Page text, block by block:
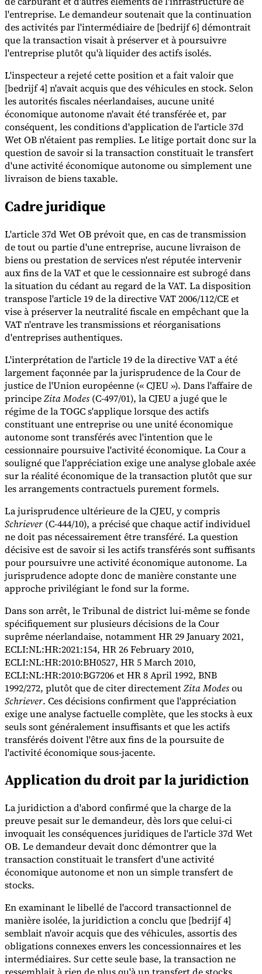
l'entreprise. Le demandeur soutenait que la continuation
des activités par l'intermédiaire de [bedrijf 6] démontrait
que la transaction visait à préserver et à poursuivre
l'entreprise plutôt qu'à liquider des actifs isolés.
L'inspecteur a rejeté cette position et a fait valoir que
[bedrijf 4] n'avait acquis que des véhicules en stock. Selon
les autorités fiscales néerlandaises, aucune unité
économique autonome n'avait été transférée et, par
conséquent, les conditions d'application de l'article 37d
Wet OB n'étaient pas remplies. Le litige portait donc sur la
question de savoir si la transaction constituait le transfert
d'une activité économique autonome ou simplement une
livraison de biens taxable.
Cadre juridique
L'article 37d Wet OB prévoit que, en cas de transmission
de tout ou partie d'une entreprise, aucune livraison de
biens ou prestation de services n'est réputée intervenir
aux fins de la VAT et que le cessionnaire est subrogé dans
la situation du cédant au regard de la VAT. La disposition
transpose l'article 19 de la directive VAT 2006/112/CE et
vise à préserver la neutralité fiscale en empêchant que la
VAT n'entrave les transmissions et réorganisations
d'entreprises authentiques.
L'interprétation de l'article 19 de la directive VAT a été
largement façonnée par la jurisprudence de la Cour de
justice de l'Union européenne (« CJEU »). Dans l'affaire de
principeZita Modes (C-497/01), la CJEU a jugé que le
régime de la TOGC s'applique lorsque des actifs
constituant une entreprise ou une unité économique
autonome sont transférés avec l'intention que le
cessionnaire poursuive l'activité économique. La Cour a
souligné que l'appréciation exige une analyse globale axée
sur la réalité économique de la transaction plutôt que sur
les arrangements contractuels purement formels.
La jurisprudence ultérieure de la CJEU, y compris
Schriever (C-444/10), a précisé que chaque actif individuel
ne doit pas nécessairement être transféré. La question
décisive est de savoir si les actifs transférés sont suffisants
pour poursuivre une activité économique autonome. La
jurisprudence adopte donc de manière constante une
approche privilégiant le fond sur la forme.
Dans son arrêt, le Tribunal de district lui-même se fonde
spécifiquement sur plusieurs décisions de la Cour
suprême néerlandaise, notamment HR 29 January 2021,
ECLI:NL:HR:2021:154, HR 26 February 2010,
ECLI:NL:HR:2010:BH0527, HR 5 March 2010,
ECLI:NL:HR:2010:BG7206 et HR 8 April 1992, BNB
1992/272, plutôt que de citer directementZita Modesou
Schriever. Ces décisions confirment que l'appréciation
exige une analyse factuelle complète, que les stocks à eux
seuls sont généralement insuffisants et que les actifs
transférés doivent l'être aux fins de la poursuite de
l'activité économique sous-jacente.
Application du droit par la juridiction
La juridiction a d'abord confirmé que la charge de la
preuve pesait sur le demandeur, dès lors que celui-ci
invoquait les conséquences juridiques de l'article 37d Wet
OB. Le demandeur devait donc démontrer que la
transaction constituait le transfert d'une activité
économique autonome et non un simple transfert de
stocks.
En examinant le libellé de l'accord transactionnel de
manière isolée, la juridiction a conclu que [bedrijf 4]
semblait n'avoir acquis que des véhicules, assortis des
obligations connexes envers les concessionnaires et les
intermédiaires. Sur cette seule base, la transaction ne